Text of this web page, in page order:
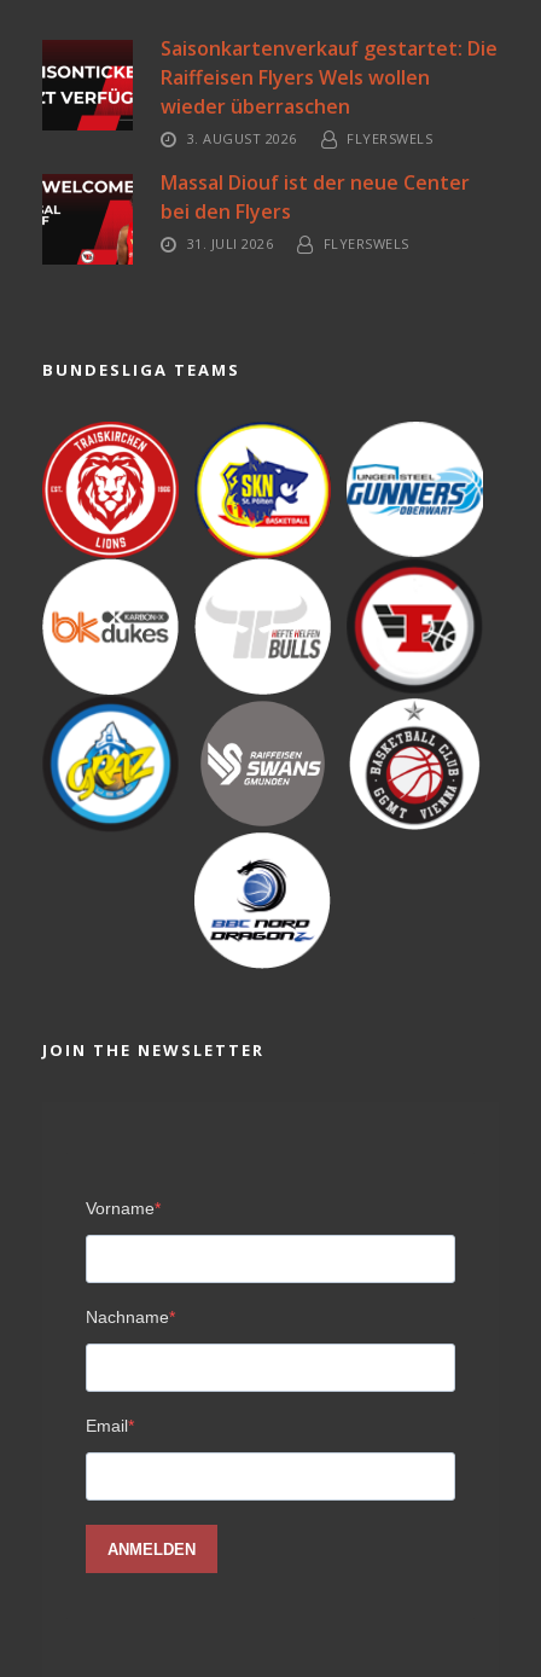
Saisonkartenverkauf gestartet: Die
Raiffeisen Flyers Wels wollen
wieder überraschen
3. AUGUST 2026 FLYERSWELS
Massal Diouf ist der neue Center
bei den Flyers
31. JULI 2026 FLYERSWELS
BUNDESLIGA TEAMS
JOIN THE NEWSLETTER